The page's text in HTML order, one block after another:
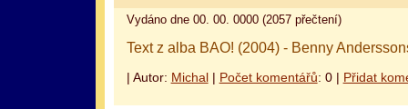
Vydáno dne 00. 00. 0000 (2057 přečtení)
Text z alba BAO! (2004) - Benny
| Autor: Michal| Počet komentářů: 0 | Přidat